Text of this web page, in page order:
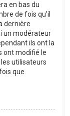
en bas du
de fois qu’il
dernière
un modérateur
ils ont la
ont modifié le
utilisateurs
que